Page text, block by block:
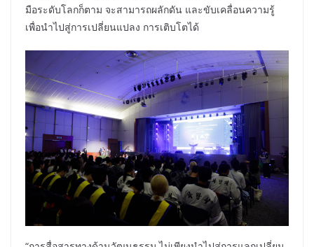
มือระดับโลกก็ตาม จะสามารถผลักดัน และขับเคลื่อนความรู้
เพื่อนำไปสู่การเปลี่ยนแปลง การเติบโตได้